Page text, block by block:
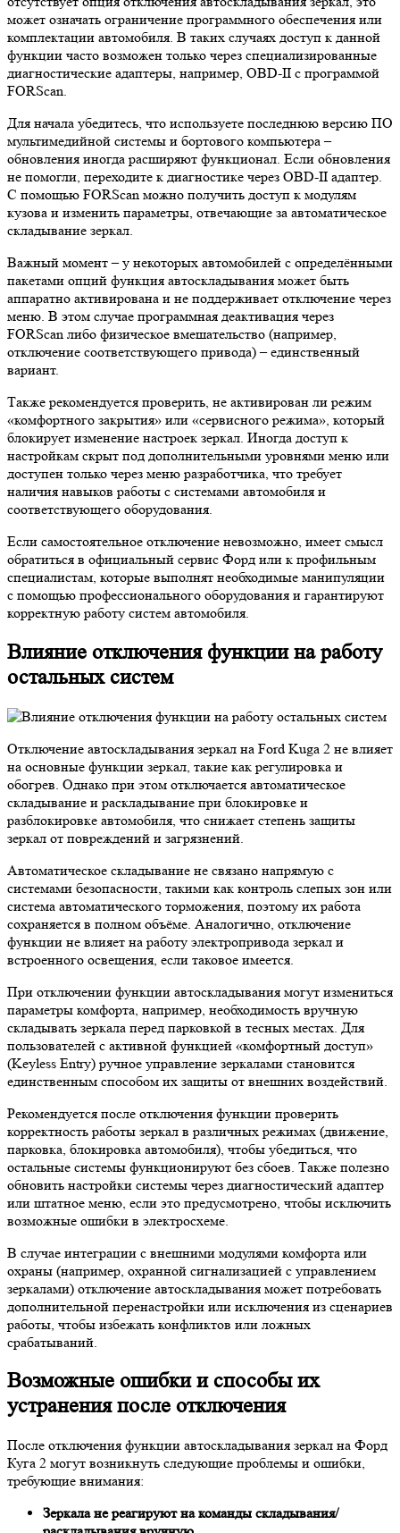
может означать ограничение программного обеспечения или
комплектации автомобиля. В таких случаях доступ к данной
функции часто возможен только через специализированные
диагностические адаптеры, например, OBD-II с программой
FORScan.
Для начала убедитесь, что используете последнюю версию ПО
мультимедийной системы и бортового компьютера –
обновления иногда расширяют функционал. Если обновления
не помогли, переходите к диагностике через OBD-II адаптер.
С помощью FORScan можно получить доступ к модулям
кузова и изменить параметры, отвечающие за автоматическое
складывание зеркал.
Важный момент – у некоторых автомобилей с определёнными
пакетами опций функция автоскладывания может быть
аппаратно активирована и не поддерживает отключение через
меню. В этом случае программная деактивация через
FORScan либо физическое вмешательство (например,
отключение соответствующего привода) – единственный
вариант.
Также рекомендуется проверить, не активирован ли режим
«комфортного закрытия» или «сервисного режима», который
блокирует изменение настроек зеркал. Иногда доступ к
настройкам скрыт под дополнительными уровнями меню или
доступен только через меню разработчика, что требует
наличия навыков работы с системами автомобиля и
соответствующего оборудования.
Если самостоятельное отключение невозможно, имеет смысл
обратиться в официальный сервис Форд или к профильным
специалистам, которые выполнят необходимые манипуляции
с помощью профессионального оборудования и гарантируют
корректную работу систем автомобиля.
Влияние отключения функции на работу
остальных систем
Отключение автоскладывания зеркал на Ford Kuga 2 не влияет
на основные функции зеркал, такие как регулировка и
обогрев. Однако при этом отключается автоматическое
складывание и раскладывание при блокировке и
разблокировке автомобиля, что снижает степень защиты
зеркал от повреждений и загрязнений.
Автоматическое складывание не связано напрямую с
системами безопасности, такими как контроль слепых зон или
система автоматического торможения, поэтому их работа
сохраняется в полном объёме. Аналогично, отключение
функции не влияет на работу электропривода зеркал и
встроенного освещения, если таковое имеется.
При отключении функции автоскладывания могут измениться
параметры комфорта, например, необходимость вручную
складывать зеркала перед парковкой в тесных местах. Для
пользователей с активной функцией «комфортный доступ»
(Keyless Entry) ручное управление зеркалами становится
единственным способом их защиты от внешних воздействий.
Рекомендуется после отключения функции проверить
корректность работы зеркал в различных режимах (движение,
парковка, блокировка автомобиля), чтобы убедиться, что
остальные системы функционируют без сбоев. Также полезно
обновить настройки системы через диагностический адаптер
или штатное меню, если это предусмотрено, чтобы исключить
возможные ошибки в электросхеме.
В случае интеграции с внешними модулями комфорта или
охраны (например, охранной сигнализацией с управлением
зеркалами) отключение автоскладывания может потребовать
дополнительной перенастройки или исключения из сценариев
работы, чтобы избежать конфликтов или ложных
срабатываний.
Возможные ошибки и способы их
устранения после отключения
После отключения функции автоскладывания зеркал на Форд
Куга 2 могут возникнуть следующие проблемы и ошибки,
требующие внимания:
Зеркала не реагируют на команды складывания/